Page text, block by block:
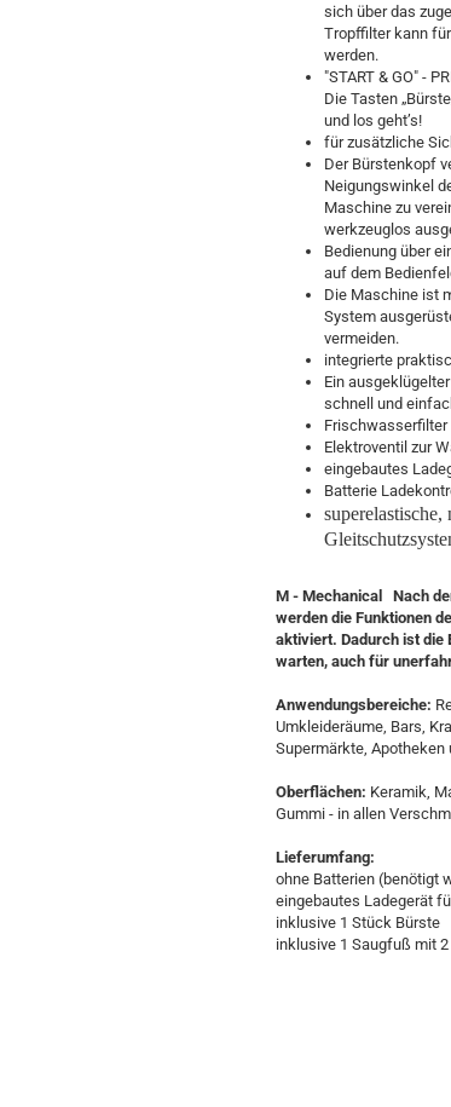
sich über das
Tropffilter kann
werden.
"START & GO" -
Die Tasten
und los geht’s!
für zusätzliche
Der Bürstenkopf
Neigungswinkel
Maschine zu
werkzeuglos
Bedienung über
auf dem
Die Maschine ist
System
vermeiden.
integrierte
Ein
schnell und
Frischwasserfilter
Elektroventil zur
eingebautes
Batterie
M - Mechanical Nach
werden die Funktionen
aktiviert. Dadurch ist die
warten, auch für
Anwendungsbereiche:
Umkleideräume, Bars,
Supermärkte,
Oberflächen: Keramik,
Gummi - in allen
Lieferumfang:
ohne Batterien (benötigt
eingebautes Ladegerät
inklusive 1 Stück Bürste
inklusive 1 Saugfuß mit